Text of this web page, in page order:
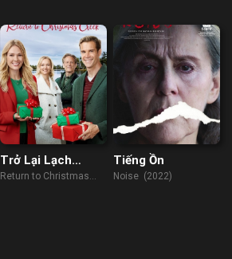
Trở Lại Lạch
Giáng Sinh
Return to Christmas
Tiếng Ồn
Noise (2022)